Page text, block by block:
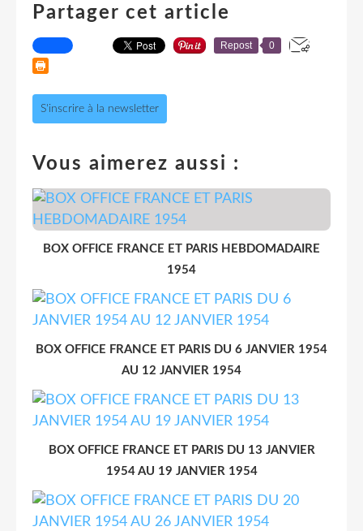
Partager cet article
Repost 0
S'inscrire à la newsletter
Vous aimerez aussi :
BOX OFFICE FRANCE ET PARIS HEBDOMADAIRE
1954
BOX OFFICE FRANCE ET PARIS DU 6 JANVIER 1954
AU 12 JANVIER 1954
BOX OFFICE FRANCE ET PARIS DU 13 JANVIER
1954 AU 19 JANVIER 1954